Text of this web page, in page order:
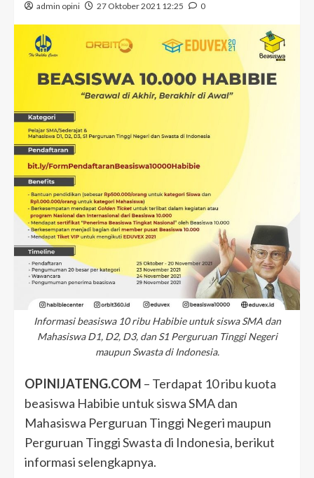
admin opini 27 Oktober 2021 12:25 0
Informasi beasiswa 10 ribu Habibie untuk siswa SMA dan
Mahasiswa D1, D2, D3, dan S1 Perguruan Tinggi Negeri
maupun Swasta di Indonesia.
OPINIJATENG.COM – Terdapat 10 ribu kuota
beasiswa Habibie untuk siswa SMA dan
Mahasiswa Perguruan Tinggi Negeri maupun
Perguruan Tinggi Swasta di Indonesia, berikut
informasi selengkapnya.